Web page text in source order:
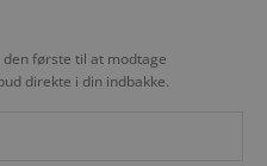
første til at modtage
direkte i din indbakke.